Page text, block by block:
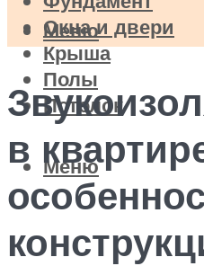
Окна и двери
Крыша
Полы
Потолок
Меню
Меню
в